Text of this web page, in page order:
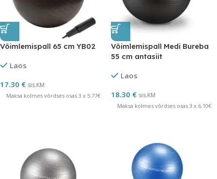
Võimlemispall 65 cm YB02
Laos
17.30 € sis.KM
Maksa kolmes võrdses osas 3 x 5.77€
Võimlemispall Medi Bureba
55 cm antasiit
Laos
18.30 € sis.KM
Maksa kolmes võrdses osas 3 x 6.10€